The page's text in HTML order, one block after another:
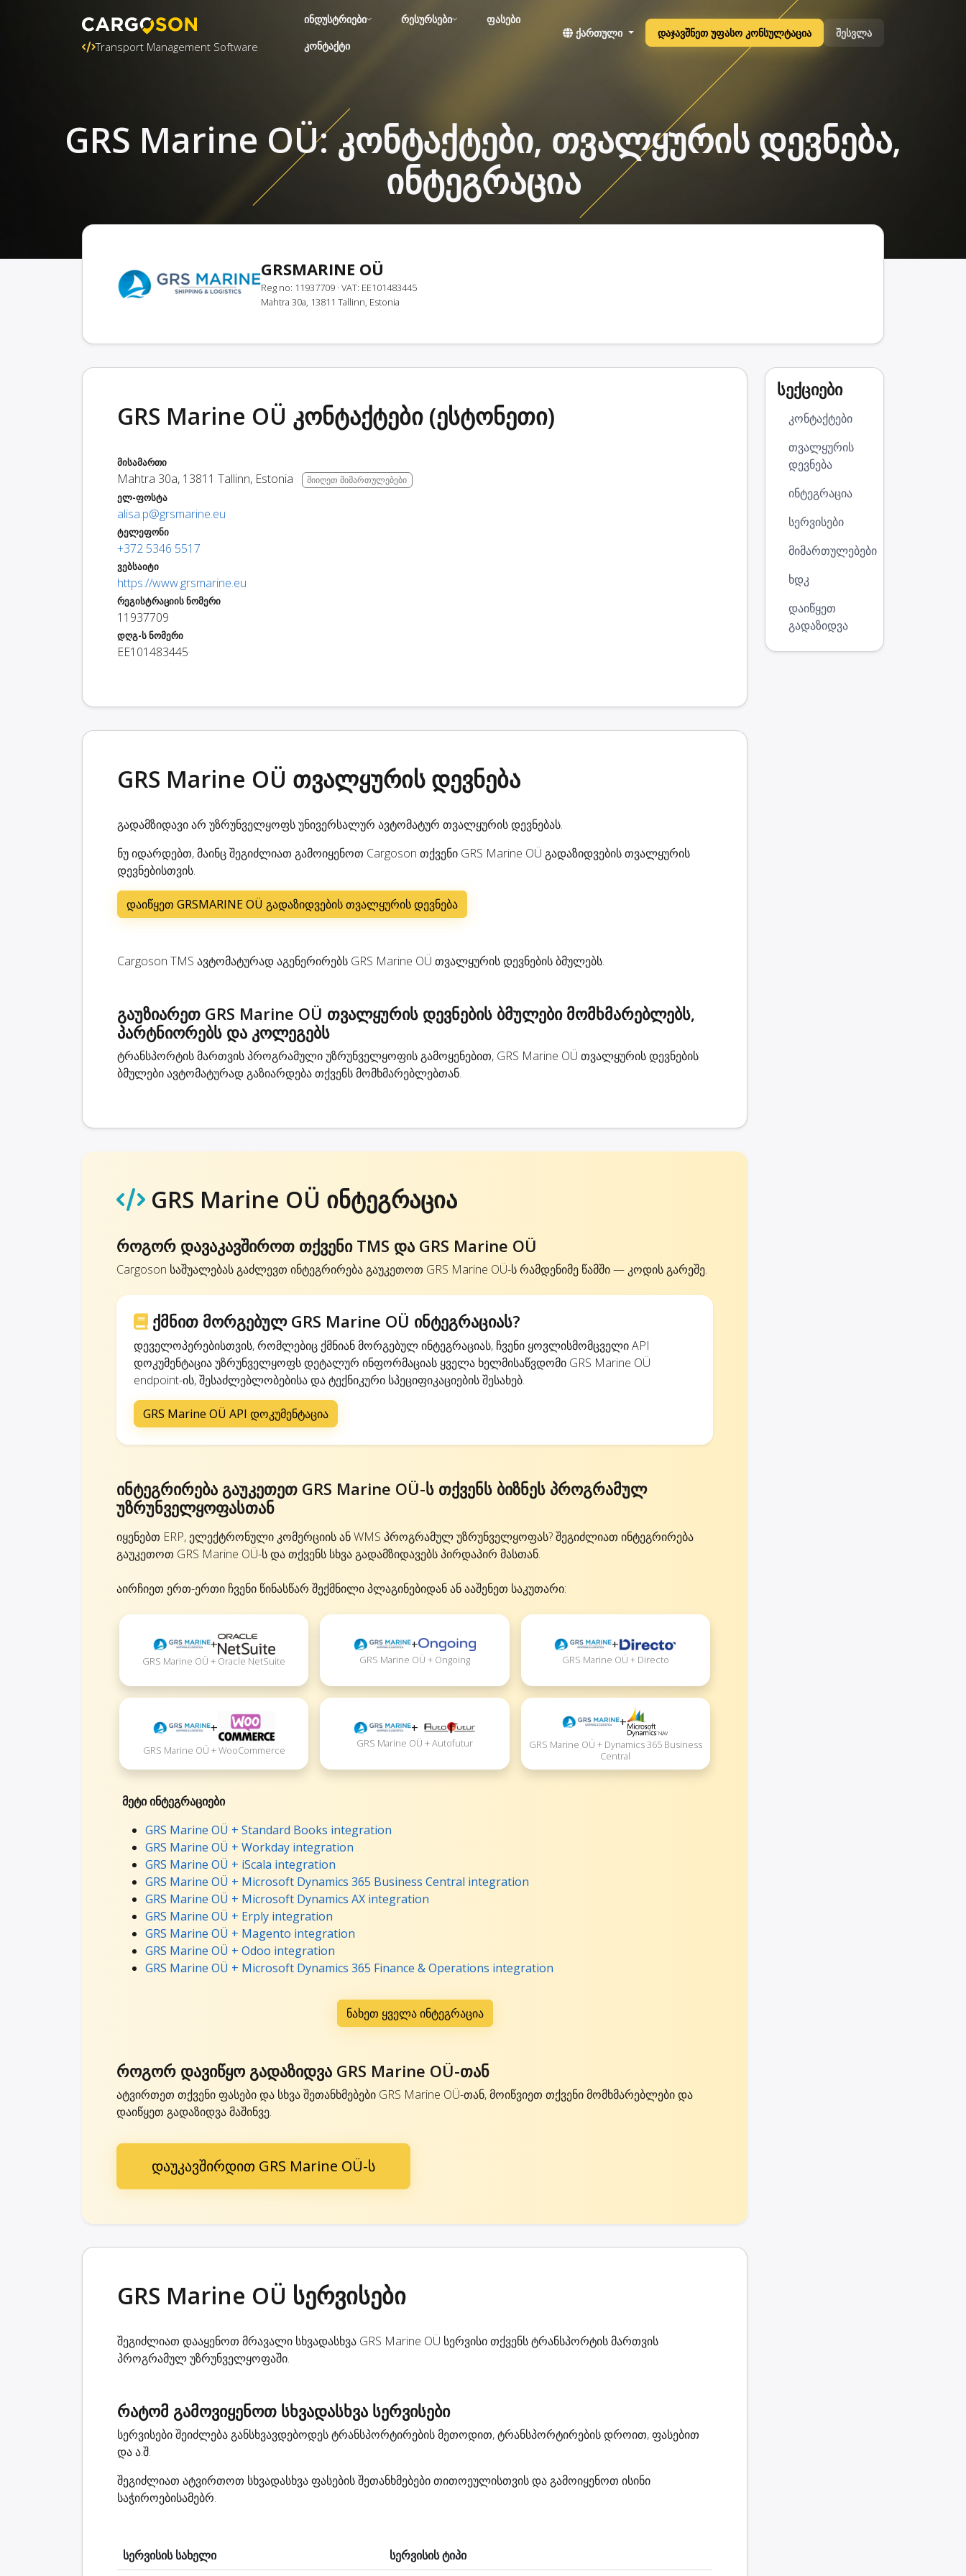
Transport Management Software
ინდუსტრიები რესურსები
ფასები
კონტაქტი
ქართული დაჯავშნეთ უფასო კონსულტაცია შესვლა
GRS Marine OÜ: კონტაქტები, თვალყურის დევნება,
ინტეგრაცია
GRSMARINE OÜ
Reg no: 11937709 · VAT: EE101483445
Mahtra 30a, 13811 Tallinn, Estonia
GRS Marine OÜ კონტაქტები (ესტონეთი)
მისამართი
Mahtra 30a, 13811 Tallinn, Estonia მიიღეთ მიმართულებები
ელ-ფოსტა
alisa.p@grsmarine.eu
ტელეფონი
+372 5346 5517
ვებსაიტი
https://www.grsmarine.eu
რეგისტრაციის ნომერი
11937709
დღგ-ს ნომერი
EE101483445
GRS Marine OÜ თვალყურის დევნება
გადამზიდავი არ უზრუნველყოფს უნივერსალურ ავტომატურ თვალყურის დევნებას.
ნუ იდარდებთ, მაინც შეგიძლიათ გამოიყენოთ Cargoson თქვენი GRS Marine OÜ გადაზიდვების თვალყურის
დევნებისთვის.
დაიწყეთ GRSMARINE OÜ გადაზიდვების თვალყურის დევნება
Cargoson TMS ავტომატურად აგენერირებს GRS Marine OÜ თვალყურის დევნების ბმულებს.
გაუზიარეთ GRS Marine OÜ თვალყურის დევნების ბმულები მომხმარებლებს,
პარტნიორებს და კოლეგებს
ტრანსპორტის მართვის პროგრამული უზრუნველყოფის გამოყენებით, GRS Marine OÜ თვალყურის დევნების
ბმულები ავტომატურად გაზიარდება თქვენს მომხმარებლებთან.
GRS Marine OÜ ინტეგრაცია
როგორ დავაკავშიროთ თქვენი TMS და GRS Marine OÜ
Cargoson საშუალებას გაძლევთ ინტეგრირება გაუკეთოთ GRS Marine OÜ-ს რამდენიმე წამში — კოდის გარეშე.
ქმნით მორგებულ GRS Marine OÜ ინტეგრაციას?
დეველოპერებისთვის, რომლებიც ქმნიან მორგებულ ინტეგრაციას, ჩვენი ყოვლისმომცველი API
დოკუმენტაცია უზრუნველყოფს დეტალურ ინფორმაციას ყველა ხელმისაწვდომი GRS Marine OÜ
endpoint-ის, შესაძლებლობებისა და ტექნიკური სპეციფიკაციების შესახებ.
GRS Marine OÜ API დოკუმენტაცია
ინტეგრირება გაუკეთეთ GRS Marine OÜ-ს თქვენს ბიზნეს პროგრამულ
უზრუნველყოფასთან
იყენებთ ERP, ელექტრონული კომერციის ან WMS პროგრამულ უზრუნველყოფას? შეგიძლიათ ინტეგრირება
გაუკეთოთ GRS Marine OÜ-ს და თქვენს სხვა გადამზიდავებს პირდაპირ მასთან.
აირჩიეთ ერთ-ერთი ჩვენი წინასწარ შექმნილი პლაგინებიდან ან ააშენეთ საკუთარი:
+
GRS Marine OÜ + Oracle NetSuite
+
GRS Marine OÜ + Ongoing
+
GRS Marine OÜ + Directo
+
GRS Marine OÜ + WooCommerce
+
GRS Marine OÜ + Autofutur
+
GRS Marine OÜ + Dynamics 365 Business
Central
მეტი ინტეგრაციები
GRS Marine OÜ + Standard Books integration
GRS Marine OÜ + Workday integration
GRS Marine OÜ + iScala integration
GRS Marine OÜ + Microsoft Dynamics 365 Business Central integration
GRS Marine OÜ + Microsoft Dynamics AX integration
GRS Marine OÜ + Erply integration
GRS Marine OÜ + Magento integration
GRS Marine OÜ + Odoo integration
GRS Marine OÜ + Microsoft Dynamics 365 Finance & Operations integration
ნახეთ ყველა ინტეგრაცია
როგორ დავიწყო გადაზიდვა GRS Marine OÜ-თან
ატვირთეთ თქვენი ფასები და სხვა შეთანხმებები GRS Marine OÜ-თან, მოიწვიეთ თქვენი მომხმარებლები და
დაიწყეთ გადაზიდვა მაშინვე.
დაუკავშირდით GRS Marine OÜ-ს
GRS Marine OÜ სერვისები
შეგიძლიათ დააყენოთ მრავალი სხვადასხვა GRS Marine OÜ სერვისი თქვენს ტრანსპორტის მართვის
პროგრამულ უზრუნველყოფაში.
რატომ გამოვიყენოთ სხვადასხვა სერვისები
სერვისები შეიძლება განსხვავდებოდეს ტრანსპორტირების მეთოდით, ტრანსპორტირების დროით, ფასებით
და ა.შ.
შეგიძლიათ ატვირთოთ სხვადასხვა ფასების შეთანხმებები თითოეულისთვის და გამოიყენოთ ისინი
საჭიროებისამებრ.
სერვისის სახელი სერვისის ტიპი
სექციები
კონტაქტები
თვალყურის
დევნება
ინტეგრაცია
სერვისები
მიმართულებები
ხდკ
დაიწყეთ
გადაზიდვა